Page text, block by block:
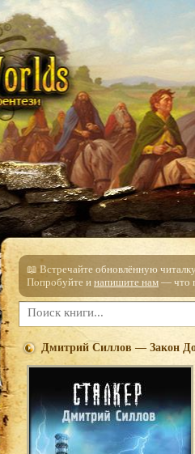
📖 Встречайте обновлённую
Попробуйте и напишите нам — что
Дмитрий Силлов — Закон